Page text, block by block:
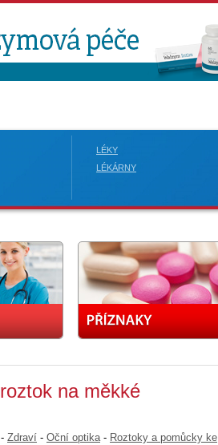
LÉKY
LÉKÁRNY
na měkké
- Zdraví - Oční optika - Roztoky a pomůcky ke